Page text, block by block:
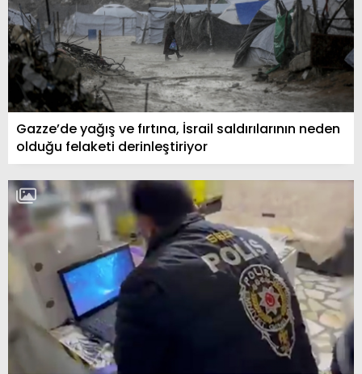
Gazze’de yağış ve fırtına, İsrail saldırılarının neden
olduğu felaketi derinleştiriyor